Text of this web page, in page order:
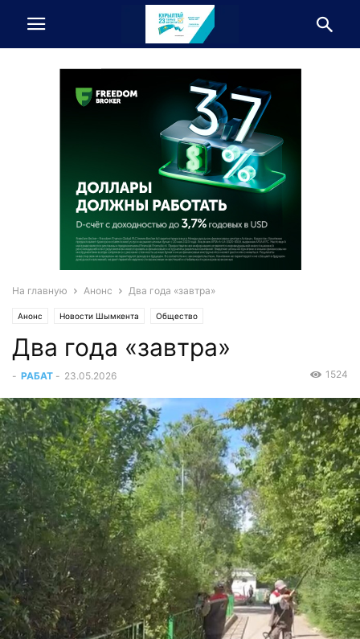
На главную Анонс Два года «завтра»
Анонс Новости Шымкента Общество
Два года «завтра»
- РАБАТ - 23.05.2026 1524